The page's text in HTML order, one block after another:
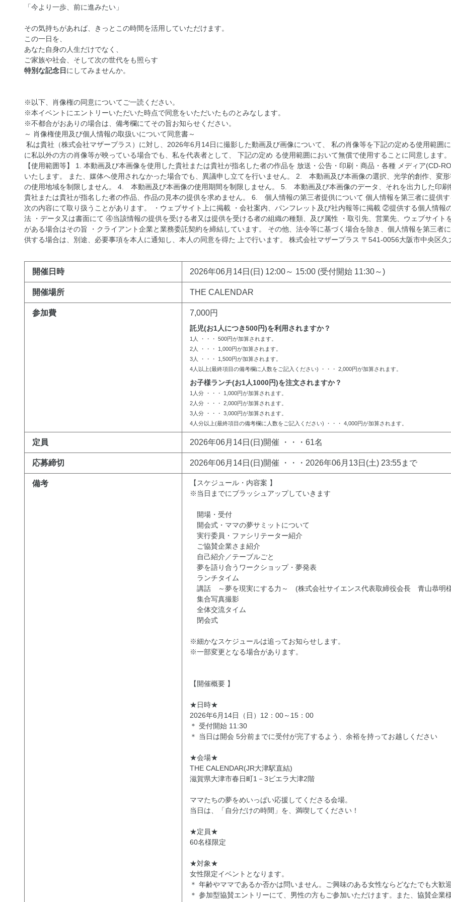
「今より一歩、前に進みたい」
その気持ちがあれば、きっとこの時間を活用していただけます。
この一日を、
あなた自身の人生だけでなく、
ご家族や社会、そして次の世代をも照らす
特別な記念日 にしてみませんか。
※以下、肖像権の同意についてご一読ください。
※本イベントにエントリーいただいた時点で同意をいただいたものとみなします。
※不都合がおありの場合は、備考欄にてその旨お知らせください。
～ 肖像権使用及び個人情報の取扱いについて同意書～
私は貴社（株式会社マザープラス）に対し、2026年6月14日に撮影した動画及び画像について、 私の肖像等を下記の定める使用範囲
に私以外の方の肖像等が映っている場合でも、私を代表者として、 下記の定め る使用範囲において無償で使用することに同意します
【使用範囲等】 1. 本動画及び本画像を使用した貴社または貴社が指名した者の作品を 放送・公告・印刷・商品・各種 メディア(CD-
いたします。 また、媒体へ使用されなかった場合でも、異議申し立てを行いません。 2. 本動画及び本画像の選択、光学的創作、変
の使用地域を制限しません。 4. 本動画及び本画像の使用期間を制限しません。 5. 本動画及び本画像のデータ、それを出力した印
貴社または貴社が指名した者の作品、作品の見本の提供を求めません。 6. 個人情報の第三者提供について 個人情報を第三者に提供
次の内容にて取り扱うことがあります。 ・ウェブサイト上に掲載 ・会社案内、パンフレット及び社内報等に掲載 ②提供する個人情
法 ・データ又は書面にて ④当該情報の提供を受ける者又は提供を受ける者の組織の種類、及び属性 ・取引先、営業先、ウェブサイ
がある場合はその旨 ・クライアント企業と業務委託契約を締結しています。 その他、法令等に基づく場合を除き、個人情報を第三者
供する場合は、別途、必要事項を本人に通知し、本人の同意を得た 上で行います。 株式会社マザープラス 〒541-0056大阪市中央区
開催日時 2026年06月14日(日) 12:00～ 15:00 (受付開始 11:30～)
開催場所 THE CALENDAR
参加費 7,000円
託児(お1人につき500円)を利用されますか？
1人 ・・・ 500円が加算されます。
2人 ・・・ 1,000円が加算されます。
3人 ・・・ 1,500円が加算されます。
4人以上(最終項目の備考欄に人数をご記入ください) ・・・ 2,000円が加算されます。
お子様ランチ(お1人1000円)を注文されますか？
1人分 ・・・ 1,000円が加算されます。
2人分 ・・・ 2,000円が加算されます。
3人分 ・・・ 3,000円が加算されます。
4人分以上(最終項目の備考欄に人数をご記入ください) ・・・ 4,000円が加算されます。
定員 2026年06月14日(日)開催 ・・・61名
応募締切 2026年06月14日(日)開催 ・・・2026年06月13日(土) 23:55まで
備考
【スケジュール・内容案 】
※当日までにブラッシュアップしていきます
開場・受付
開会式・ママの夢サミットについて
実行委員・ファシリテーター紹介
ご協賛企業さま紹介
自己紹介／テーブルごと
夢を語り合うワークショップ・夢発表
ランチタイム
講話 ～夢を現実にする力～ (株式会社サイエンス代表取締役会長 青
集合写真撮影
全体交流タイム
閉会式
※細かなスケジュールは追ってお知らせします。
※一部変更となる場合があります。
【開催概要 】
★日時★
2026年6月14日（日）12：00～15：00
＊ 受付開始 11:30
＊ 当日は開会 5分前までに受付が完了するよう、余裕を持ってお越しください
★会場★
THE CALENDAR(JR大津駅直結)
滋賀県大津市春日町1－3ビエラ大津2階
ママたちの夢をめいっぱい応援してくださる会場。
当日は、「自分だけの時間」を、満喫してください！
★定員★
60名様限定
★対象★
女性限定イベントとなります。
＊ 年齢やママであるか否かは問いません。ご興味のある女性ならどなたでも大歓
＊ 参加型協賛エントリーにて、男性の方もご参加いただけます。また、協賛企業